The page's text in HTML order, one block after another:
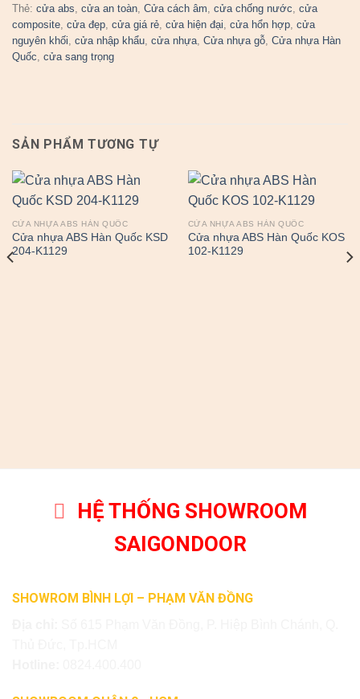
Thẻ: cửa abs, cửa an toàn, Cửa cách âm, cửa chống nước, cửa
composite, cửa đẹp, cửa giá rẻ, cửa hiện đại, cửa hổn hợp, cửa
nguyên khối, cửa nhập khẩu, cửa nhựa, Cửa nhựa gỗ, Cửa nhựa Hàn
Quốc, cửa sang trọng
SẢN PHẨM TƯƠNG TỰ
CỬA NHỰA ABS HÀN QUỐC
Cửa nhựa ABS Hàn Quốc KSD
204-K1129
CỬA NHỰA ABS HÀN QUỐC
Cửa nhựa ABS Hàn Quốc KOS
102-K1129
HỆ THỐNG SHOWROOM
SAIGONDOOR
SHOWROM BÌNH LỢI – PHẠM VĂN ĐỒNG